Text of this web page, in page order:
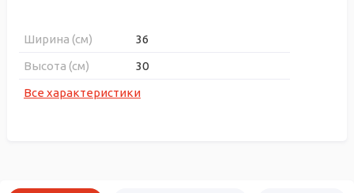
Ширина (см)
36
Высота (см)
30
Все характеристики